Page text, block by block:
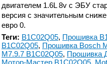
двигателем 1.6L 8v с ЭБУ
версия с значительным
евро 0.
Теги: B1C02Q05, Прошивка
B1C02Q05, Прошивка Bosch
M7.9.7 B1C02Q05, Прошивка
Мотор-Мастер B1C02Q05,